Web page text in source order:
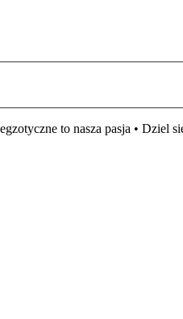
to nasza pasja • Dziel